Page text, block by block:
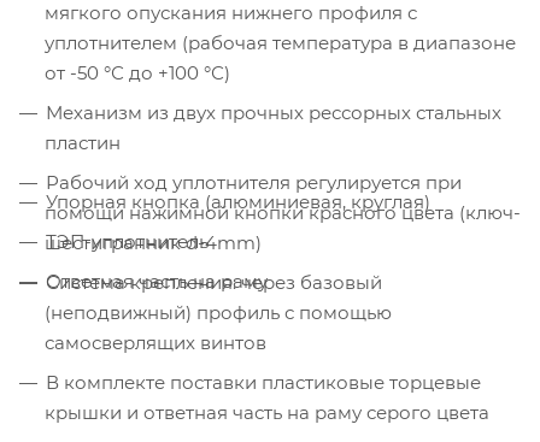
мягкого опускания нижнего профиля с
уплотнителем (рабочая температура в диапазоне
от -50 °С до +100 °С)
Механизм из двух прочных рессорных стальных
пластин
Рабочий ход уплотнителя регулируется при
помощи нажимной кнопки красного цвета (ключ-
шестигранник d-4mm)
Система крепления: через базовый
(неподвижный) профиль с помощью
самосверлящих винтов
В комплекте поставки пластиковые торцевые
крышки и ответная часть на раму серого цвета
Упорная кнопка (алюминиевая, круглая)
ТЭП-уплотнитель
Ответная часть на раму